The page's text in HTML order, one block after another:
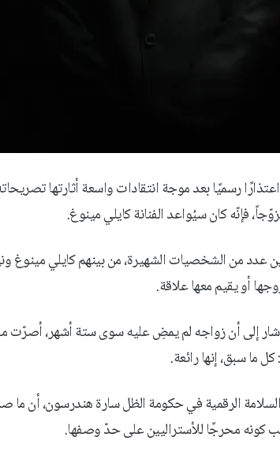
رسميًا بعد موجة انتقادات واسعة أثارتها
عدد من الشخصيات الشهيرة، من بينهم كايلي مينوغ
أو يقيم معها علاقة.
إلى أن زواجه لم يمضِ عليه سوى ستة أشهر، أصرّت
ما سبق، إنها رائعة.
الرقمية في حكومة الظل سارة هندرسون، أن ما
محرجًا للأستراليين على حدّ وصفها.